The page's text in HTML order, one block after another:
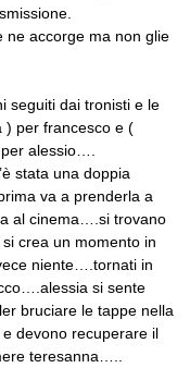
ne accorge ma non glie
seguiti dai tronisti e le
) per francesco e (
alessio….
stata una doppia
va a prenderla a
al cinema….si trovano
crea un momento in
niente….tornati in
si sente
bruciare le tappe nella
devono recuperare il
teresanna…..